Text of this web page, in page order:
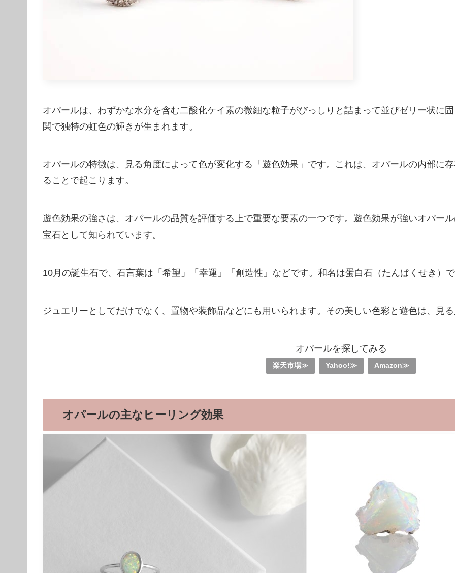
オパールは、わずかな水分を含む二酸化ケイ素の微細な粒子がびっしりと詰まって並びゼリー状に
関で独特の虹色の輝きが生まれます。
オパールの特徴は、見る角度によって色が変化する「遊色効果」です。これは、オパールの内部に
ることで起こります。
遊色効果の強さは、オパールの品質を評価する上で重要な要素の一つです。遊色効果が強いオパー
宝石として知られています。
10月の誕生石で、石言葉は「希望」「幸運」「創造性」などです。和名は蛋白石（たんぱくせき）
ジュエリーとしてだけでなく、置物や装飾品などにも用いられます。その美しい色彩と遊色は、見
オパールを探してみる
楽天市場≫ Yahoo!≫ Amazon≫
オパールの主なヒーリング効果